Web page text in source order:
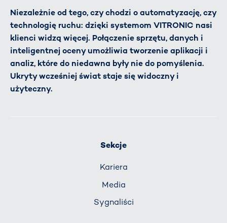
Niezależnie od tego, czy chodzi o automatyzację, czy
technologię ruchu: dzięki systemom VITRONIC nasi
klienci widzą więcej. Połączenie sprzętu, danych i
inteligentnej oceny umożliwia tworzenie aplikacji i
analiz, które do niedawna były nie do pomyślenia.
Ukryty wcześniej świat staje się widoczny i
użyteczny.
Sekcje
Kariera
Media
Sygnaliści